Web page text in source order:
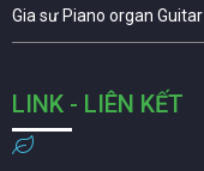
Gia sư Piano organ Guitar
LINK - LIÊN KẾT